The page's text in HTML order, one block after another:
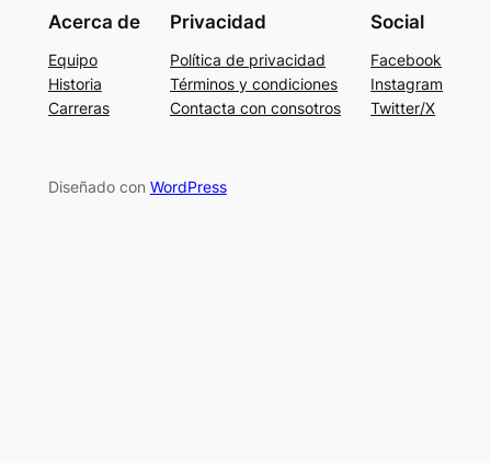
Acerca de
Equipo
Historia
Carreras
Privacidad
Política de privacidad
Términos y condiciones
Contacta con consotros
Social
Facebook
Instagram
Twitter/X
Diseñado con WordPress